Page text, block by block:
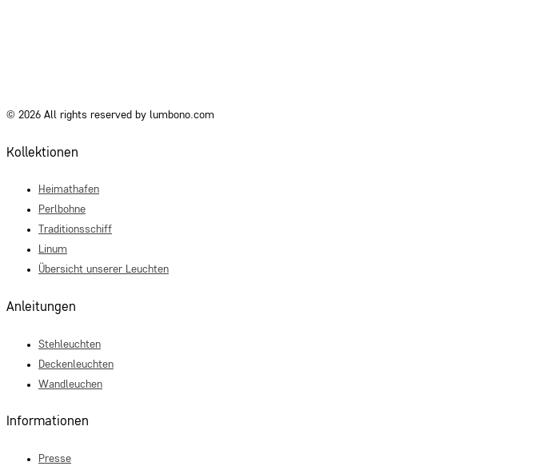
© 2026 All rights reserved by lumbono.com
Kollektionen
Heimathafen
Perlbohne
Traditionsschiff
Linum
Übersicht unserer Leuchten
Anleitungen
Stehleuchten
Deckenleuchten
Wandleuchen
Informationen
Presse